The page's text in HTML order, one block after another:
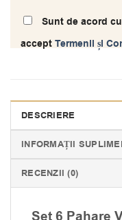
Sunt de acord
acceptTermenii și
DESCRIERE
INFORMAȚII
RECENZII (0)